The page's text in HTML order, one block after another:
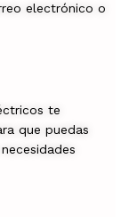
electrónico o
te
que puedas